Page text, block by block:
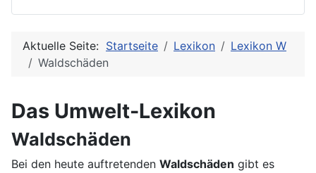
Aktuelle Seite: Startseite Lexikon
Lexikon W
Waldschäden
Das Umwelt-Lexikon
Waldschäden
Bei den heute auftretenden Waldschäden gibt es